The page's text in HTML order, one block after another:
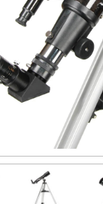
25
Kč 41
388
54